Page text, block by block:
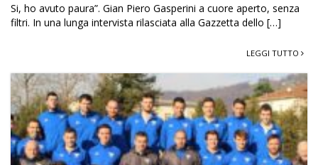
Si, ho avuto paura”. Gian Piero Gasperini a cuore aperto, senza
filtri. In una lunga intervista rilasciata alla Gazzetta dello […]
LEGGI TUTTO